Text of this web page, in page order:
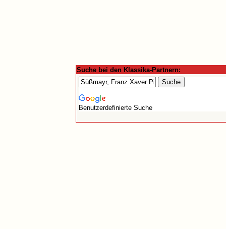
Suche bei den Klassika-Partnern:
Benutzerdefinierte Suche